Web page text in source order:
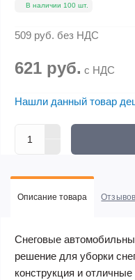
В наличии 100 шт.
509 руб. без НДС
621 руб. с НДС
Нашли данный товар
Описание товара Отзывов
Снеговые
решение для уборки
конструкция и